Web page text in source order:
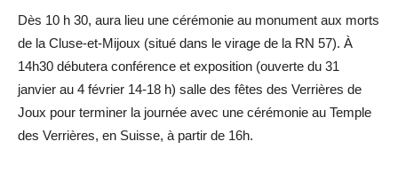
Dès 10 h 30, aura lieu une cérémonie au monument aux morts
de la Cluse-et-Mijoux (situé dans le virage de la RN 57). À
14h30 débutera conférence et exposition (ouverte du 31
janvier au 4 février 14-18 h) salle des fêtes des Verrières de
Joux pour terminer la journée avec une cérémonie au Temple
des Verrières, en Suisse, à partir de 16h.